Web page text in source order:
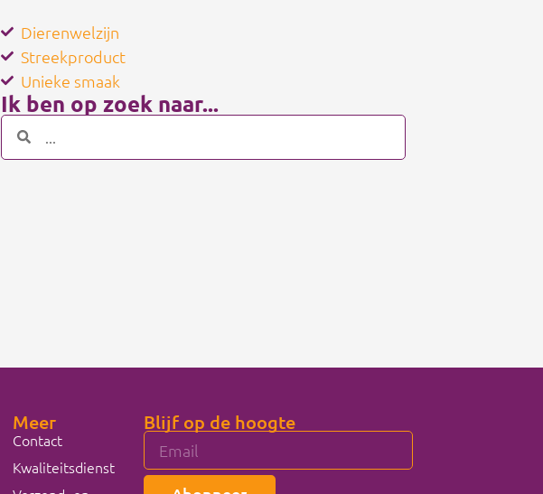
Dierenwelzijn
Streekproduct
Unieke smaak
Ik ben op zoek naar...
Meer
Contact
Kwaliteitsdienst
Blijf op de hoogte